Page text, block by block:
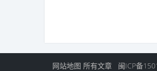
网站地图 所有文章 闽ICP备